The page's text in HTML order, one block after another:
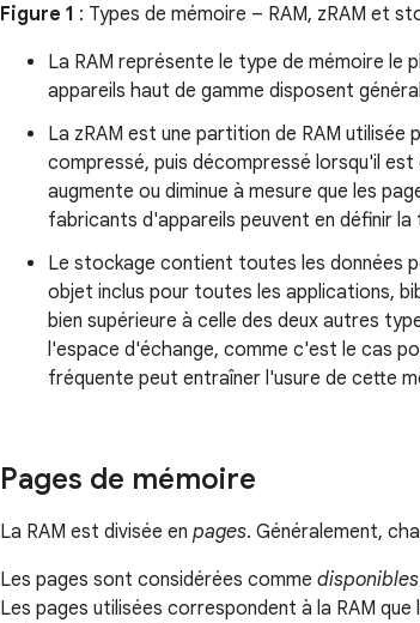
Figure 1 : Types de mémoire – RAM, zRAM et
La RAM représente le type de mémoire le
appareils haut de gamme disposent
La zRAM est une partition de RAM
compressé, puis décompressé lorsqu'il
augmente ou diminue à mesure que les
fabricants d'appareils peuvent en définir la
Le stockage contient toutes les données
objet inclus pour toutes les applications,
bien supérieure à celle des deux autres
l'espace d'échange, comme c'est le cas
fréquente peut entraîner l'usure de cette
Pages de mémoire
La RAM est divisée en pages. Généralement,
Les pages sont considérées comme disponibles
Les pages utilisées correspondent à la RAM